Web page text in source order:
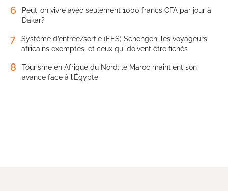
6
Peut-on vivre avec seulement 1000 francs CFA par jour à
Dakar?
7
Système d’entrée/sortie (EES) Schengen: les voyageurs
africains exemptés, et ceux qui doivent être fichés
8
Tourisme en Afrique du Nord: le Maroc maintient son
avance face à l’Égypte